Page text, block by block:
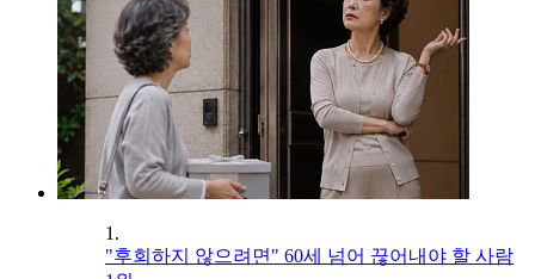
1.
"후회하지 않으려면" 60세 넘어 끊어내야 할 사람